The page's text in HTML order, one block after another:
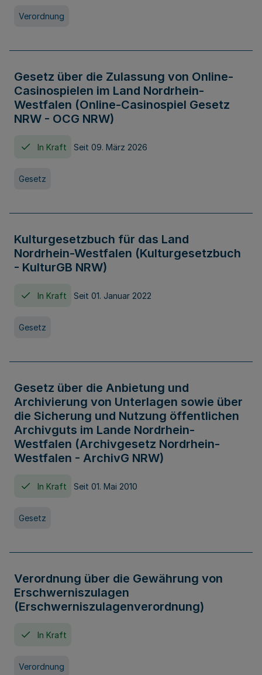
Verordnung
Gesetz über die Zulassung von Online-
Casinospielen im Land Nordrhein-
Westfalen (Online-Casinospiel Gesetz
NRW - OCG NRW)
In Kraft Seit 09. März 2026
Gesetz
Kulturgesetzbuch für das Land
Nordrhein-Westfalen (Kulturgesetzbuch
- KulturGB NRW)
In Kraft Seit 01. Januar 2022
Gesetz
Gesetz über die Anbietung und
Archivierung von Unterlagen sowie über
die Sicherung und Nutzung öffentlichen
Archivguts im Lande Nordrhein-
Westfalen (Archivgesetz Nordrhein-
Westfalen - ArchivG NRW)
In Kraft Seit 01. Mai 2010
Gesetz
Verordnung über die Gewährung von
Erschwerniszulagen
(Erschwerniszulagenverordnung)
In Kraft
Verordnung